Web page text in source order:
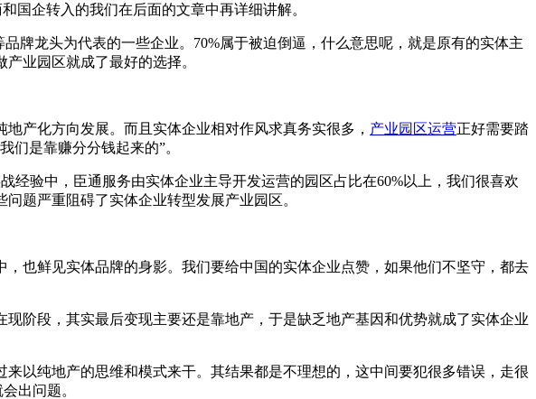
国企转入的我们在后面的文章中再详细讲解。
牌龙头为代表的一些企业。70%属于被迫倒逼，什么意思呢，就是原有的实体主
业园区就成了最好的选择。
产化方向发展。而且实体企业相对作风求真务实很多， 产业园区运营正好需要踏
们是靠赚分分钱起来的”。
经验中，臣通服务由实体企业主导开发运营的园区占比在60%以上，我们很喜欢
题严重阻碍了实体企业转型发展产业园区。
也鲜见实体品牌的身影。我们要给中国的实体企业点赞，如果他们不坚守，都去
阶段，其实最后变现主要还是靠地产，于是缺乏地产基因和优势就成了实体企业
以纯地产的思维和模式来干。其结果都是不理想的，这中间要犯很多错误，走很
出问题。